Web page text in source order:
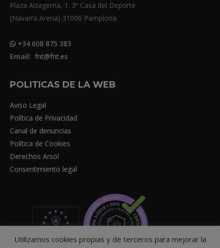
Plaza Aizagerria, 1. 3º Casa del Deporte
(Navarra Arena) 31006 Pamplona
+34 608 875 383
Email: fnt@fnt.es
POLITICAS DE LA WEB
Aviso Legal
Política de Privacidad
Canal de denuncias
Política de Cookies
Derechos Arsol
Consentimiento legal
Utilizamos cookies propias y de terceros para mejorar la